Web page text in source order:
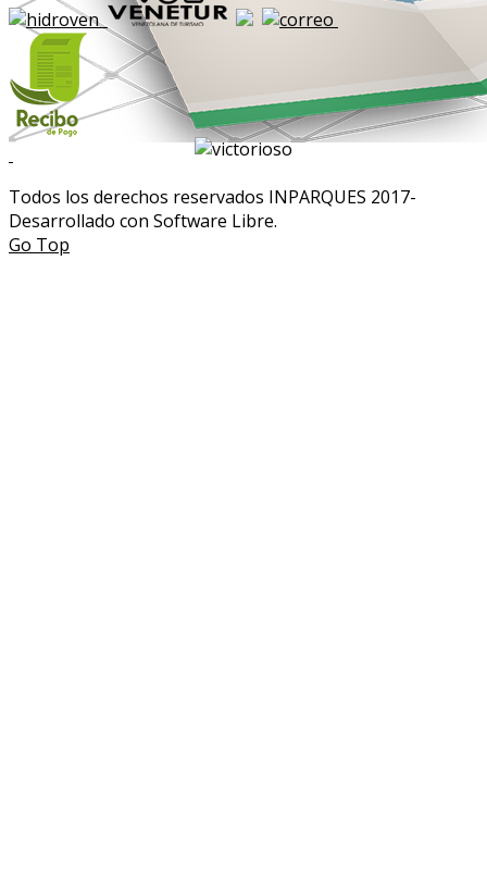
Todos los derechos reservados INPARQUES 2017-
Desarrollado con Software Libre.
Go Top